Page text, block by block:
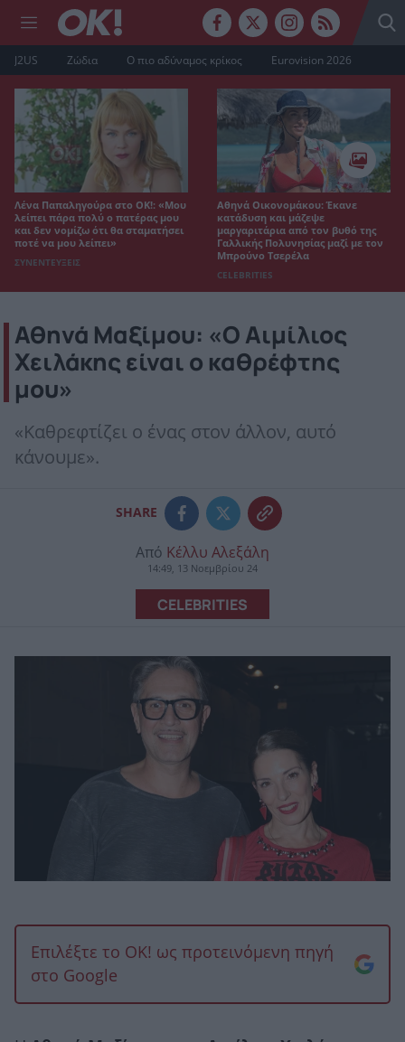
J2US Ζώδια Ο πιο αδύναμος κρίκος Eurovision 2026
Λένα Παπαληγούρα στο ΟΚ!: «Μου
λείπει πάρα πολύ ο πατέρας μου
και δεν νομίζω ότι θα σταματήσει
ποτέ να μου λείπει»
ΣΥΝΕΝΤΕΥΞΕΙΣ
Αθηνά Οικονομάκου: Έκανε
κατάδυση και μάζεψε
μαργαριτάρια από τον βυθό της
Γαλλικής Πολυνησίας μαζί με τον
Μπρούνο Τσερέλα
CELEBRITIES
Αθηνά Μαξίμου: «Ο Αιμίλιος
Χειλάκης είναι ο καθρέφτης
μου»
«Καθρεφτίζει ο ένας στον άλλον, αυτό
κάνουμε».
SHARE
Από Κέλλυ Αλεξάλη
14:49, 13 Νοεμβρίου 24
CELEBRITIES
Επιλέξτε το OK! ως προτεινόμενη πηγή
στο Google